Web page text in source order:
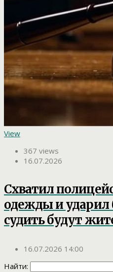
View
367 views
16.07.2026
Схватил
одежды и ударил
судить будут
16.07.2026 14:00
Найти: